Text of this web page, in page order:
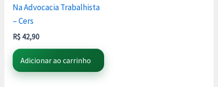
Na Advocacia Trabalhista
– Cers
R$ 42,90
Adicionar ao carrinho